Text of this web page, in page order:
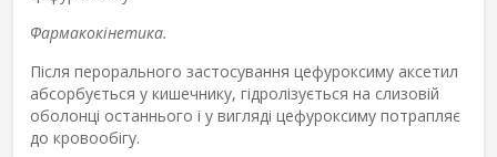
Фармакокінетика.
Після перорального застосування цефуроксиму аксетил
абсорбується у кишечнику, гідролізується на слизовій
оболонці останнього і у вигляді цефуроксиму потрапляє
до кровообігу.